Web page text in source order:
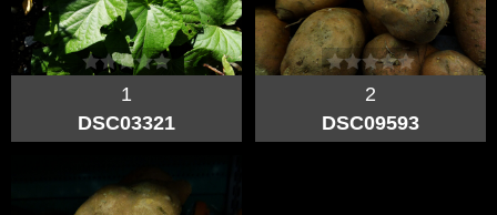
1
DSC03321
2
DSC09593